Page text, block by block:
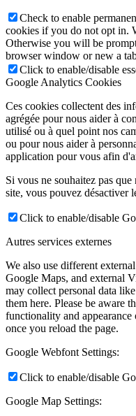
Check to enable
cookies if you do not opt in.
Otherwise you will be
browser window or new a
Click to enable/disable
Google Analytics Cookies
Ces cookies collectent des
agrégée pour nous aider à
utilisé ou à quel point nos
ou pour nous aider à
application pour vous afin
Si vous ne souhaitez pas
site, vous pouvez désactiver
Click to enable/disable
Autres services externes
We also use different
Google Maps, and external
may collect personal data
them here. Please be aware
functionality and
once you reload the page.
Google Webfont Settings:
Click to enable/disable
Google Map Settings: